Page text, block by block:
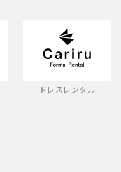
ドレスレンタル